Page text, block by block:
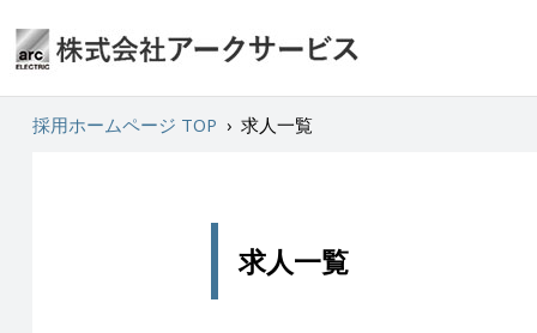
採用ホームページ TOP › 求人一覧
求人一覧